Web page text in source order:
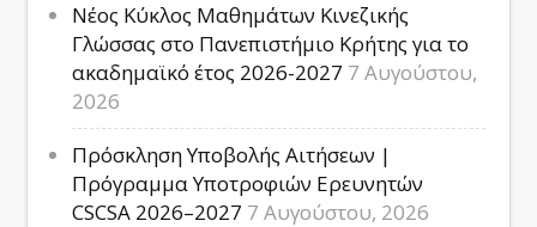
Νέος Κύκλος Μαθημάτων Κινεζικής
Γλώσσας στο Πανεπιστήμιο Κρήτης για το
ακαδημαϊκό έτος 2026-2027 7 Αυγούστου,
2026
Πρόσκληση Υποβολής Αιτήσεων |
Πρόγραμμα Υποτροφιών Ερευνητών
CSCSA 2026–2027 7 Αυγούστου, 2026